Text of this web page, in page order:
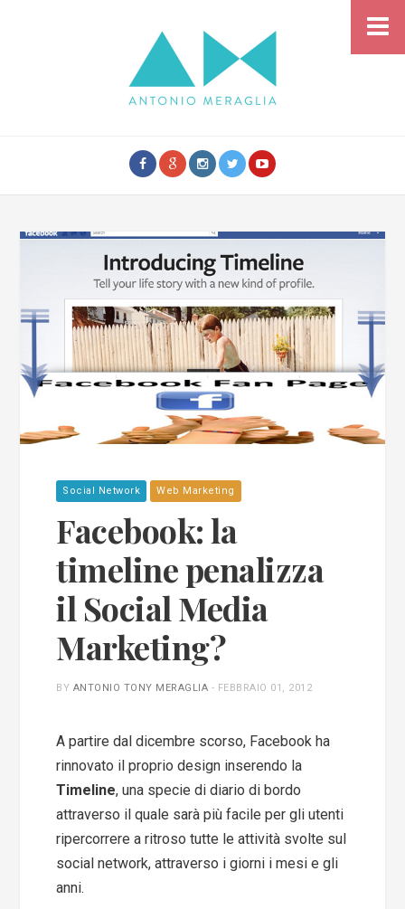
Social Network Web Marketing
Facebook: la
timeline penalizza
il Social Media
Marketing?
BY ANTONIO TONY MERAGLIA - FEBBRAIO 01, 2012
A partire dal dicembre scorso, Facebook ha
rinnovato il proprio design inserendo la
Timeline, una specie di diario di bordo
attraverso il quale sarà più facile per gli utenti
ripercorrere a ritroso tutte le attività svolte sul
social network, attraverso i giorni i mesi e gli
anni.